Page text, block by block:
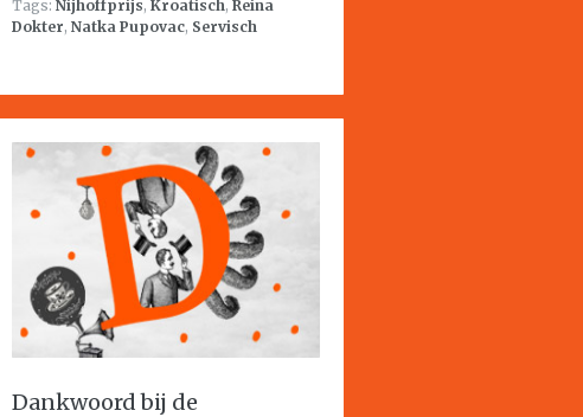
Tags: Nijhoffprijs, Kroatisch, Reina
Dokter, Natka Pupovac, Servisch
Dankwoord bij de